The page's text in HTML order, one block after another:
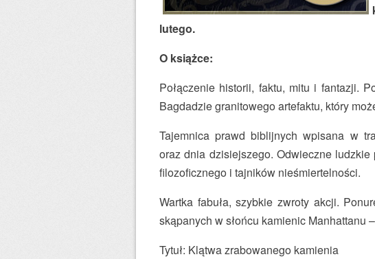
lutego.
O książce:
Połączenie historii, faktu, mitu i fantazji.
Bagdadzie granitowego artefaktu, który
Tajemnica prawd biblijnych wpisana w
oraz dnia dzisiejszego. Odwieczne
filozoficznego i tajników nieśmiertelności.
Wartka fabuła, szybkie zwroty akcji.
skąpanych w słońcu kamienic Manhattanu
Tytuł: Klątwa zrabowanego kamienia